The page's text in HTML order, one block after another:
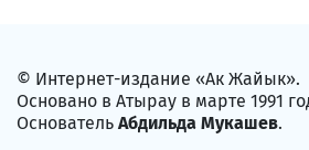
© Интернет-издание «Ак Жайык».
Основано в Атырау в марте 1991
Основатель Абдильда Мукашев.